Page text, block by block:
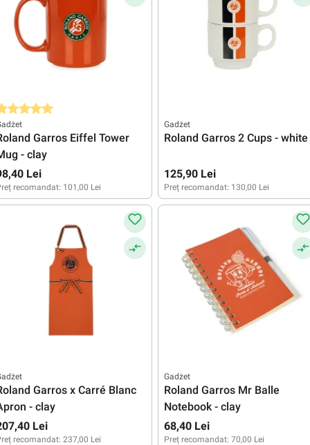
medie de 5 din 5 stele
Garros Eiffel Tower
- clay
Lei
recomandat: 101,00 Lei
Gadżet
Roland Garros 2 Cups - white
125,90 Lei
Preț recomandat: 130,00 Lei
Garros x Carré Blanc
- clay
Lei
recomandat: 237,00 Lei
Gadżet
Roland Garros Mr Balle
Notebook - clay
68,40 Lei
Preț recomandat: 70,00 Lei